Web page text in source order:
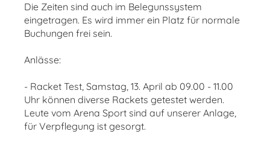
Die Zeiten sind auch im Belegunssystem
eingetragen. Es wird immer ein Platz für normale
Buchungen frei sein.
Anlässe:
- Racket Test, Samstag, 13. April ab 09.00 - 11.00
Uhr können diverse Rackets getestet werden.
Leute vom Arena Sport sind auf unserer Anlage,
für Verpflegung ist gesorgt.